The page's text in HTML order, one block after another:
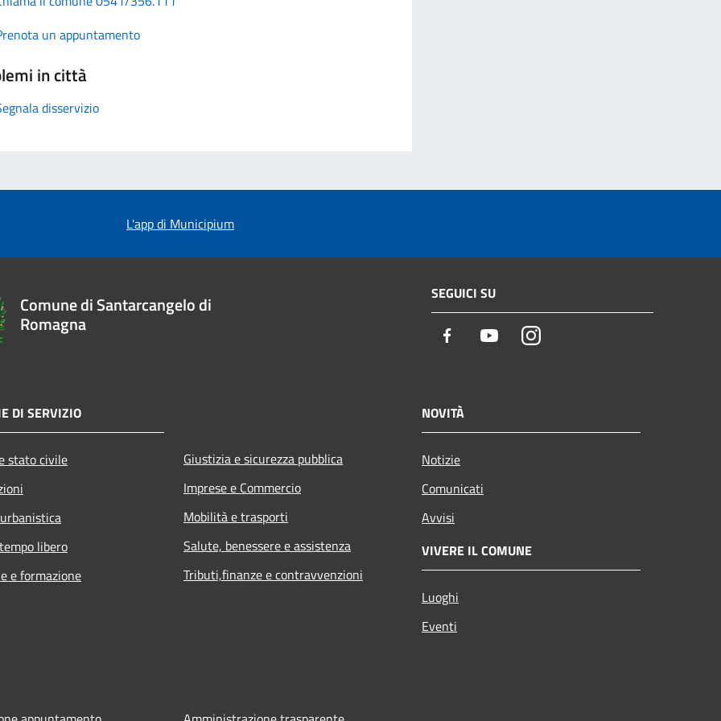
un appuntamento
in città
disservizio
L'app di Municipium
Comune di Santarcangelo di
Romagna
SEGUICI SU
Facebook YoutubeInstagram
DI SERVIZIO
stato civile
libero
e formazione
Giustizia e sicurezza pubblica
Imprese e Commercio
Mobilità e trasporti
Salute, benessere e assistenza
Tributi,finanze e contravvenzioni
NOVITÀ
Notizie
Comunicati
Avvisi
VIVERE IL COMUNE
Luoghi
Eventi